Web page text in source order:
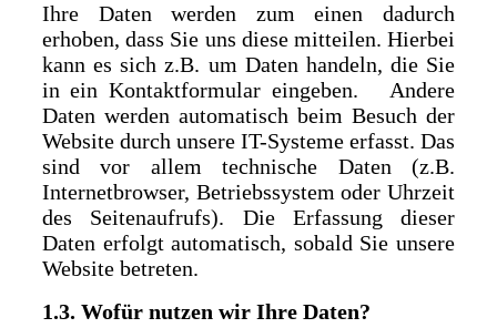
Ihre Daten werden zum einen dadurch
erhoben, dass Sie uns diese mitteilen. Hierbei
kann es sich z.B. um Daten handeln, die Sie
in ein Kontaktformular eingeben. Andere
Daten werden automatisch beim Besuch der
Website durch unsere IT-Systeme erfasst. Das
sind vor allem technische Daten (z.B.
Internetbrowser, Betriebssystem oder Uhrzeit
des Seitenaufrufs). Die Erfassung dieser
Daten erfolgt automatisch, sobald Sie unsere
Website betreten.
1.3. Wofür nutzen wir Ihre Daten?